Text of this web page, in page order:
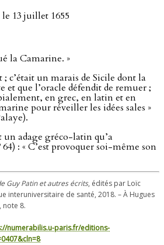
13 juillet 1655
la Camarine. »
; c’était un marais de Sicile dont la
et que l’oracle défendit de remuer ;
en grec, en latin et en
pour réveiller les idées sales »
un adage gréco-latin qu’a
64) : « C’est provoquer soi-même son
Guy Patin et autres écrits, édités par Loïc
interuniversitaire de santé, 2018. – À Hugues
note 8.
numerabilis.u-paris.fr/editions-